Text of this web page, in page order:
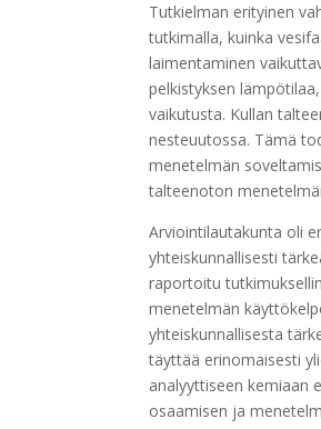
Tutkielman erityinen
tutkimalla, kuinka
laimentaminen
pelkistyksen
vaikutusta. Kullan
nesteuutossa. Tämä
menetelmän
talteenoton
Arviointilautakunta oli
yhteiskunnallisesti
raportoitu
menetelmän
yhteiskunnallisesta
täyttää erinomaisesti
analyyttiseen kemiaan
osaamisen ja